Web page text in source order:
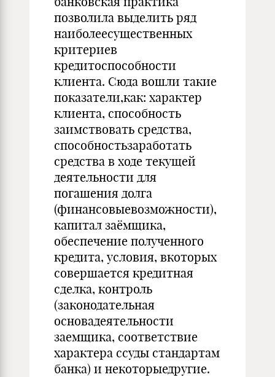
позволила выделить ряд
наиболеесущественных
критериев
кредитоспособности
клиента. Сюда вошли такие
показатели,как: характер
клиента, способность
заимствовать средства,
способностьзаработать
средства в ходе текущей
деятельности для
погашения долга
(финансовыевозможности),
капитал заёмщика,
обеспечение полученного
кредита, условия, вкоторых
совершается кредитная
сделка, контроль
(законодательная
основадеятельности
заемщика, соответствие
характера ссуды стандартам
банка) и некоторыедругие.